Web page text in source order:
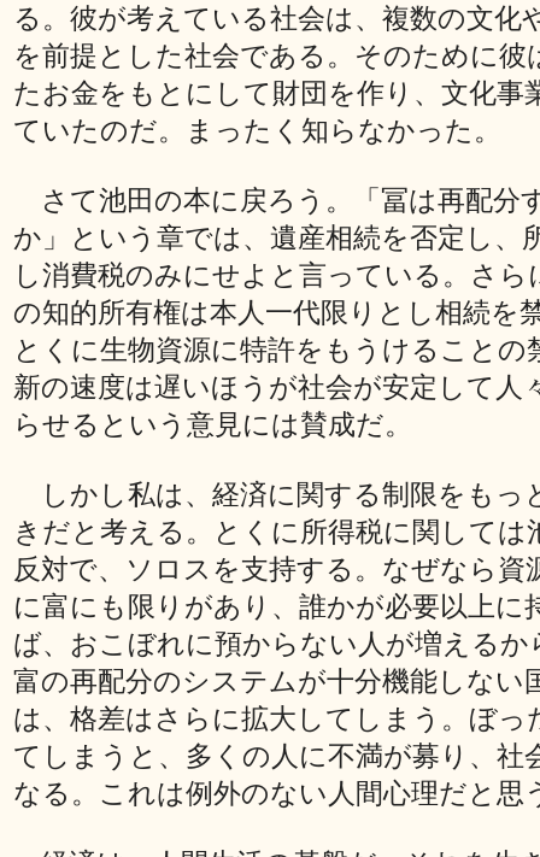
る。彼が考えている社会は、複数の文化
を前提とした社会である。そのために彼
たお金をもとにして財団を作り、文化事
ていたのだ。まったく知らなかった。
さて池田の本に戻ろう。「冨は再配分
か」という章では、遺産相続を否定し、
し消費税のみにせよと言っている。さら
の知的所有権は本人一代限りとし相続を
とくに生物資源に特許をもうけることの
新の速度は遅いほうが社会が安定して人
らせるという意見には賛成だ。
しかし私は、経済に関する制限をもっ
きだと考える。とくに所得税に関しては
反対で、ソロスを支持する。なぜなら資
に富にも限りがあり、誰かが必要以上に
ば、おこぼれに預からない人が増えるか
富の再配分のシステムが十分機能しない
は、格差はさらに拡大してしまう。ぼっ
てしまうと、多くの人に不満が募り、社
なる。これは例外のない人間心理だと思